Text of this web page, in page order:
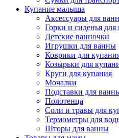
Купание малыша
Аксессуары для ванн
Горки и сиденья для
Детские ванночки
Игрушки для ванны
Коврики для
Козырьки для
Круги для купания
Мочалки
Подставки для
Полотенца
Соли и травы для
Термометры для
Шторы для ванны